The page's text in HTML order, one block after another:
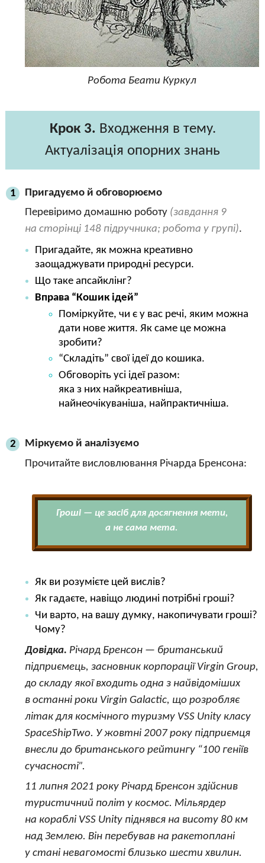
Робота Беати Куркул
Крок 3. Входження в тему.
Актуалізація опорних знань
1
Пригадуємо й обговорюємо
Перевіримо домашню роботу (завдання 9
на сторінці 148 підручника; робота у групі).
Пригадайте, як можна креативно
заощаджувати природні ресурси.
Що таке апсайклінг?
Вправа “Кошик ідей”
Поміркуйте, чи є у вас речі, яким можна
дати нове життя. Як саме це можна
зробити?
“Складіть” свої ідеї до кошика.
Обговоріть усі ідеї разом:
яка з них найкреативніша,
найнеочікуваніша, найпрактичніша.
2
Міркуємо й аналізуємо
Прочитайте висловлювання Річарда Бренсона:
Гроші — це засіб для досягнення мети,
а не сама мета.
Як ви розумієте цей вислів?
Як гадаєте, навіщо людині потрібні гроші?
Чи варто, на вашу думку, накопичувати гроші?
Чому?
Довідка. Річард Бренсон — британський
підприємець, засновник корпорації Virgin Group,
до складу якої входить одна з найвідоміших
в останні роки Virgin Galactic, що розробляє
літак для космічного туризму VSS Unity класу
SpaceShipTwo. У жовтні 2007 року підприємця
внесли до британського рейтингу “100 геніїв
сучасності”.
11 липня 2021 року Річард Бренсон здійснив
туристичний політ у космос. Мільярдер
на кораблі VSS Unity піднявся на висоту 80 км
над Землею. Він перебував на ракетоплані
у стані невагомості близько шести хвилин.